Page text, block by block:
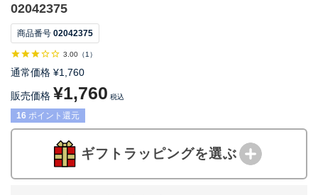
02042375
商品番号 02042375
3.00 （1 ）
通常価格 ¥1,760
販売価格 ¥1,760 税込
16 ポイント還元
ギフトラッピングを選ぶ